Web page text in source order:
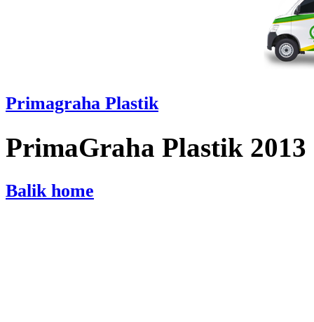
Primagraha Plastik
PrimaGraha Plastik 2013
Balik home